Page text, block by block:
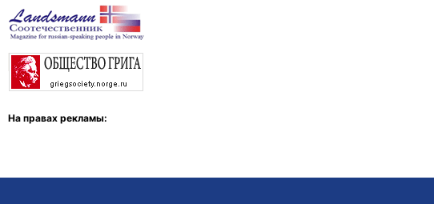
На правах рекламы: